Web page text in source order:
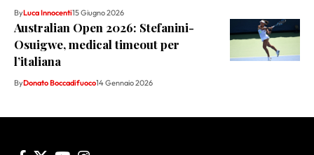
ByLuca Innocenti15 Giugno 2026
Australian Open 2026: Stefanini-
Osuigwe, medical timeout per
l’italiana
ByDonato Boccadifuoco14 Gennaio 2026